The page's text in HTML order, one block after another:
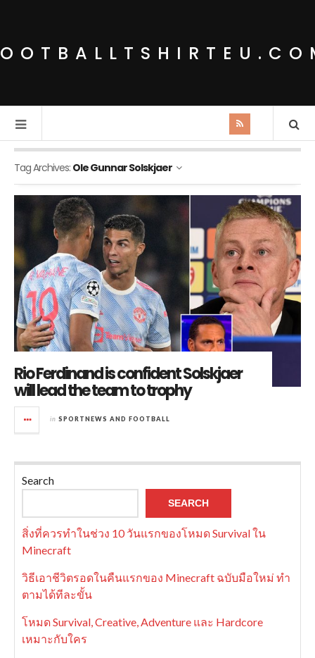
Tag Archives: Ole Gunnar Solskjaer
Rio Ferdinand is confident Solskjaer
will lead the team to trophy
in SPORTNEWS AND FOOTBALL
Search
SEARCH
สิ่งที่ควรทำในช่วง 10 วันแรกของโหมด Survival ใน
Minecraft
วิธีเอาชีวิตรอดในคืนแรกของ Minecraft ฉบับมือใหม่ ทำ
ตามได้ทีละขั้น
โหมด Survival, Creative, Adventure และ Hardcore
เหมาะกับใคร